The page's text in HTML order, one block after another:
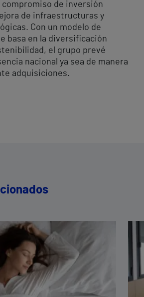
compromiso de inversión
de infraestructuras y
Con un modelo de
basa en la diversificación
el grupo prevé
nacional ya sea de manera
adquisiciones.